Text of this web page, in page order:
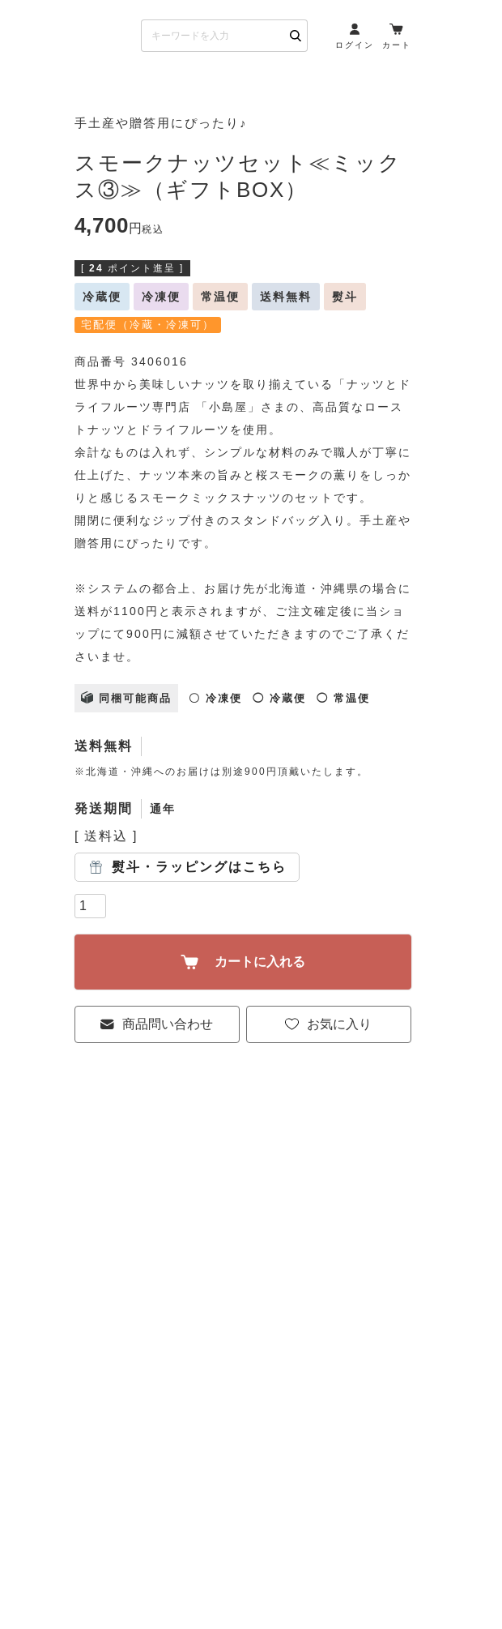
Kaoriセレクト
ワイン・スパークリング
ウイスキー・ブランデー
サブスク（定期コース・頒布会） 商品一覧
ログイン カート
手土産や贈答用にぴったり♪
スモークナッツセット≪ミック
ス③≫（ギフトBOX）
4,700
税込
[ 24 ポイント進呈 ]
冷蔵便 冷凍便 常温便 送料無料 熨斗
宅配便（冷蔵・冷凍可）
商品番号 3406016
世界中から美味しいナッツを取り揃えている「ナッツとド
ライフルーツ専門店 「小島屋」さまの、高品質なロース
トナッツとドライフルーツを使用。
余計なものは入れず、シンプルな材料のみで職人が丁寧に
仕上げた、ナッツ本来の旨みと桜スモークの薫りをしっか
りと感じるスモークミックスナッツのセットです。
開閉に便利なジップ付きのスタンドバッグ入り。手土産や
贈答用にぴったりです。
※システムの都合上、お届け先が北海道・沖縄県の場合に
送料が1100円と表示されますが、ご注文確定後に当ショ
ップにて900円に減額させていただきますのでご了承くだ
さいませ。
同梱可能商品 〇 冷凍便 ◯ 冷蔵便 ◯ 常温便
送料無料
※北海道・沖縄へのお届けは別途900円頂戴いたします。
発送期間 通年
送料込
熨斗・ラッピングはこちら
お気に入り
カートに入れる
商品問い合わせ